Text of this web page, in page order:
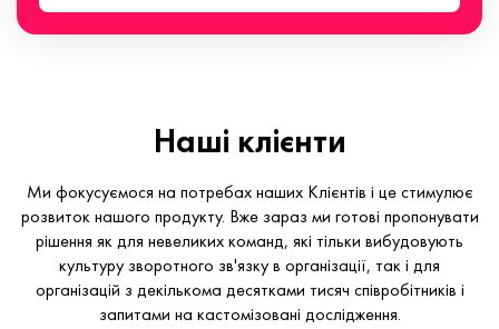
Наші клієнти
Ми фокусуємося на потребах наших Клієнтів і це стимулює
розвиток нашого продукту. Вже зараз ми готові пропонувати
рішення як для невеликих команд, які тільки вибудовують
культуру зворотного зв'язку в організації, так і для
організацій з декількома десятками тисяч співробітників і
запитами на кастомізовані дослідження.